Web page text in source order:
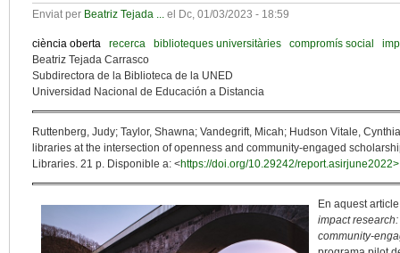
Enviat per Beatriz Tejada ... el Dc, 01/03/2023 - 18:59
ciència oberta recerca biblioteques universitàries compromís social
Beatriz Tejada Carrasco
Subdirectora de la Biblioteca de la UNED
Universidad Nacional de Educación a Distancia
Ruttenberg, Judy; Taylor, Shawna; Vandegrift, Micah; Hudson Vitale,
libraries at the intersection of openness and community-engaged
Libraries. 21 p. Disponible a: <https://doi.org/10.29242/report.asirjune2022>
En aquest
impact
community-